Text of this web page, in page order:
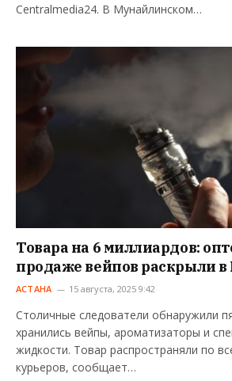
Centralmedia24. В Мунайлинском…
Товара на 6 миллиардов:
продаже вейпов раскрыли в
АСТАНА 15 августа, 2025 9:42
Столичные следователи обнаружили
хранились вейпы, ароматизаторы и
жидкости. Товар распространяли по
курьеров, сообщает…